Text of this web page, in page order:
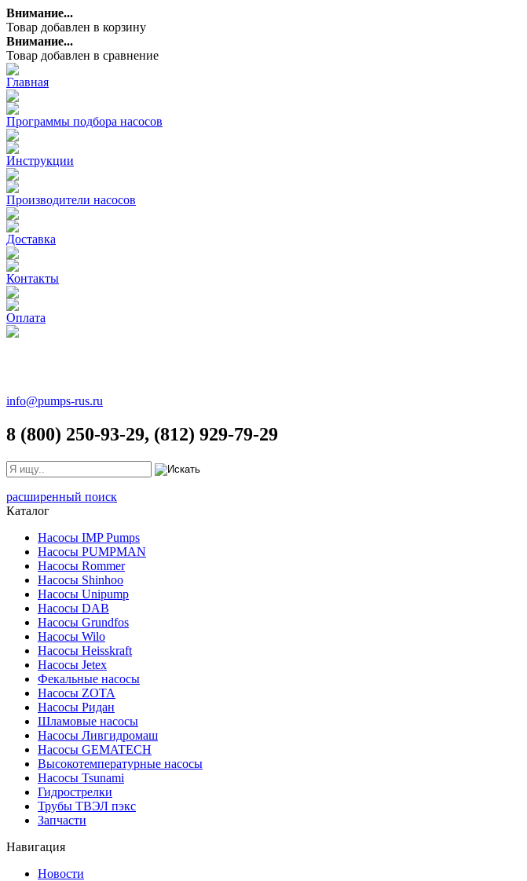
Внимание...
Товар добавлен в корзину
Внимание...
Товар добавлен в сравнение
Главная
Программы подбора насосов
Инструкции
Производители насосов
Доставка
Контакты
Оплата
info@pumps-rus.ru
8 (800) 250-93-29, (812) 929-79-29
расширенный поиск
Каталог
Насосы IMP Pumps
Насосы PUMPMAN
Насосы Rommer
Насосы Shinhoo
Насосы Unipump
Насосы DAB
Насосы Grundfos
Насосы Wilo
Насосы Heisskraft
Насосы Jetex
Фекальные насосы
Насосы ZOTA
Насосы Ридан
Шламовые насосы
Насосы Ливгидромаш
Насосы GEMATECH
Высокотемпературные насосы
Насосы Tsunami
Гидрострелки
Трубы ТВЭЛ пэкс
Запчасти
Навигация
Новости